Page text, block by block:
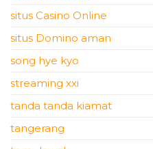
situs Casino Online
situs Domino aman
song hye kyo
streaming xxi
tanda tanda kiamat
tangerang